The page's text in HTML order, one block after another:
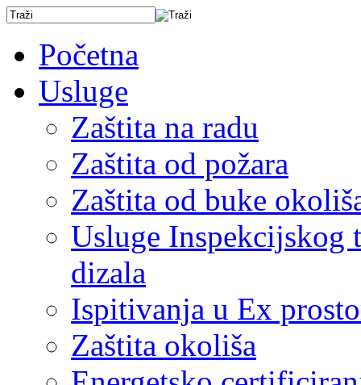
Početna
Usluge
Zaštita na radu
Zaštita od požara
Zaštita od buke
Usluge Inspekcijskog
dizala
Ispitivanja u Ex
Zaštita okoliša